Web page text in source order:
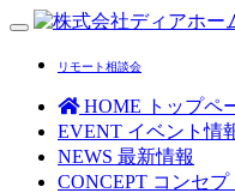
Toggle
リモート相談会
HOME
トップペ
EVENT イベント情
NEWS 最新情報
CONCEPT コンセプ